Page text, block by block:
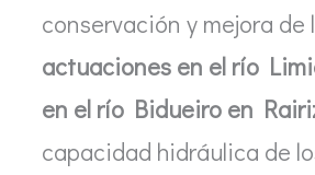
conservación y mejora
actuaciones en el río
en el río Bidueiro en
capacidad hidráulica de